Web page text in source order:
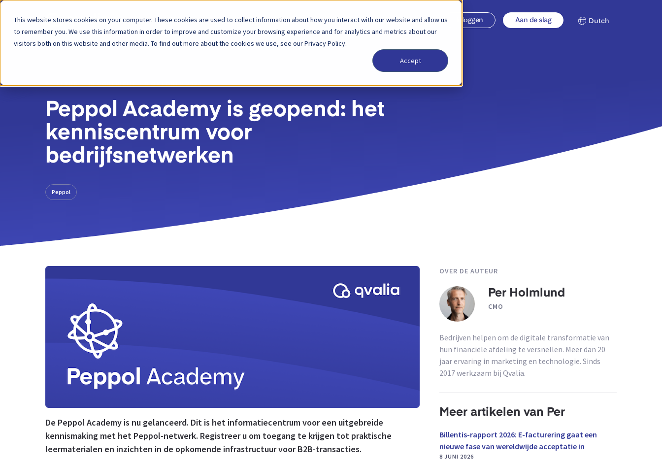
This website stores cookies on your computer. These cookies are used to collect information about how you interact with our website and allow us
to remember you. We use this information in order to improve and customize your browsing experience and for analytics and metrics about our
visitors both on this website and other media. To find out more about the cookies we use, see our Privacy Policy.
Accept
Platform Oplossingen Partner Prijzen Bedrijf Inloggen Aan de slag Dutch
TERUG BLOGBERICHT 9 OKTOBER 2024
Peppol Academy is geopend: het
kenniscentrum voor
bedrijfsnetwerken
Peppol
De Peppol Academy is nu gelanceerd. Dit is het informatiecentrum voor een uitgebreide
kennismaking met het Peppol-netwerk. Registreer u om toegang te krijgen tot praktische
leermaterialen en inzichten in de opkomende infrastructuur voor B2B-transacties.
OVER DE AUTEUR
Per Holmlund
CMO
Bedrijven helpen om de digitale transformatie van
hun financiële afdeling te versnellen. Meer dan 20
jaar ervaring in marketing en technologie. Sinds
2017 werkzaam bij Qvalia.
Meer artikelen van Per
Billentis-rapport 2026: E-facturering gaat een
nieuwe fase van wereldwijde acceptatie in
8 JUNI 2026